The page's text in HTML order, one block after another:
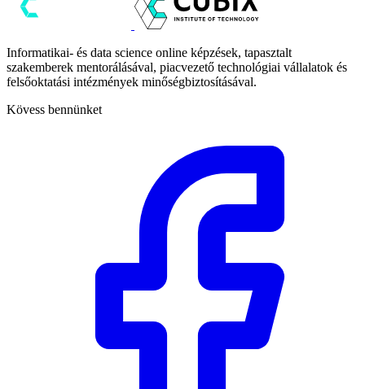
Informatikai- és data science online képzések, tapasztalt
szakemberek mentorálásával, piacvezető technológiai vállalatok és
felsőoktatási intézmények minőségbiztosításával.
Kövess bennünket